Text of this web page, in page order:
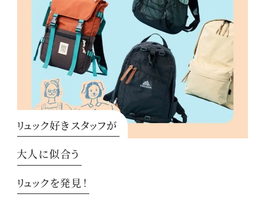
リュック好きスタッフが
大人に似合う
リュックを発見！